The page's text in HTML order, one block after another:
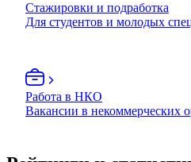
Стажировки и подработка
Для студентов и молодых
Работа в НКО
Вакансии в некоммерческих